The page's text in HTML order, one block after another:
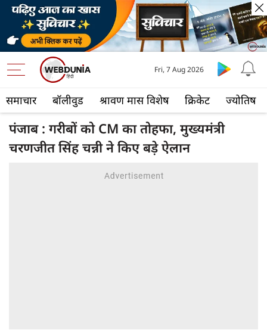
समाचार बॉलीवुड श्रावण मास विशेष क्रिकेट ज्योतिष
Fri, 7 Aug 2026
पंजाब : गरीबों को CM का तोहफा, मुख्यमंत्री
चरणजीत सिंह चन्नी ने किए बड़े ऐलान